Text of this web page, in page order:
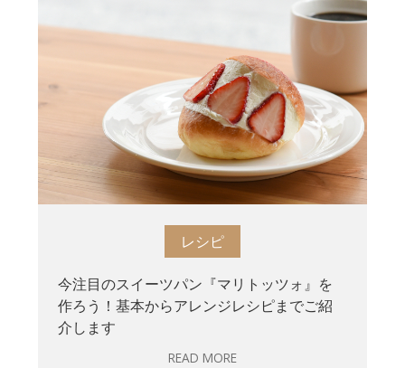
レシピ
今注目のスイーツパン『マリトッツォ』を
作ろう！基本からアレンジレシピまでご紹
介します
READ MORE